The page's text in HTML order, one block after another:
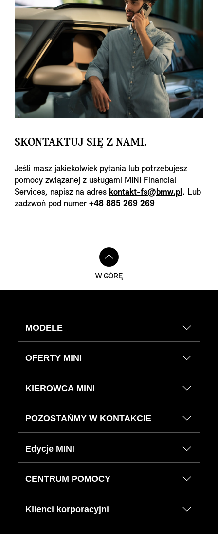
SKONTAKTUJ SIĘ Z NAMI.
Jeśli masz jakiekolwiek pytania lub potrzebujesz
pomocy związanej z usługami MINI Financial
Services, napisz na adres kontakt-fs@bmw.pl. Lub
zadzwoń pod numer +48 885 269 269
W GÓRĘ
MODELE
OFERTY MINI
KIEROWCA MINI
POZOSTAŃMY W KONTAKCIE
Edycje MINI
CENTRUM POMOCY
Klienci korporacyjni